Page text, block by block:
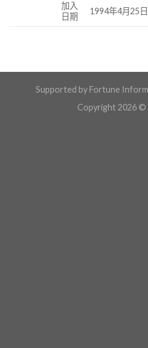
加入
日期
1994年4月25日
Supported by Fortune
Copyright 2026 ©